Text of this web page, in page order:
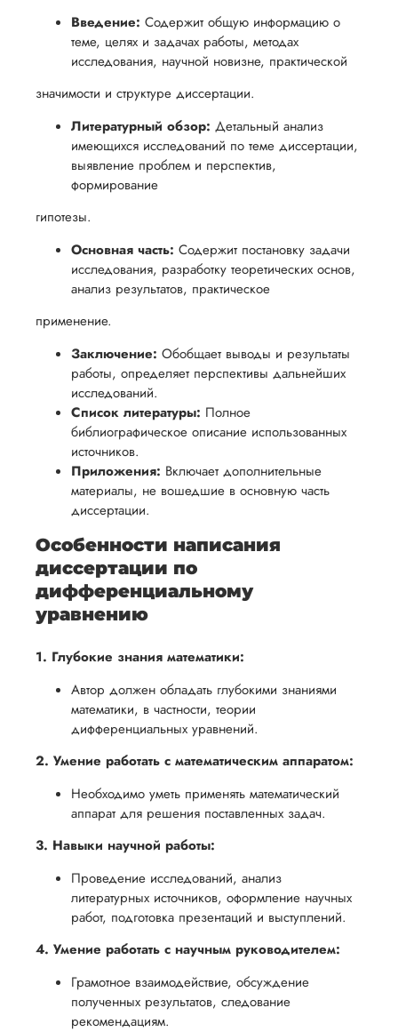
Введение: Содержит общую информацию о
теме, целях и задачах работы, методах
исследования, научной новизне, практической
значимости и структуре диссертации.
Литературный обзор: Детальный анализ
имеющихся исследований по теме диссертации,
выявление проблем и перспектив,
формирование
гипотезы.
Основная часть: Содержит постановку задачи
исследования, разработку теоретических основ,
анализ результатов, практическое
применение.
Заключение: Обобщает выводы и результаты
работы, определяет перспективы дальнейших
исследований.
Список литературы: Полное
библиографическое описание использованных
источников.
Приложения: Включает дополнительные
материалы, не вошедшие в основную часть
диссертации.
Особенности написания
диссертации по
дифференциальному
уравнению
1. Глубокие знания математики:
Автор должен обладать глубокими знаниями
математики, в частности, теории
дифференциальных уравнений.
2. Умение работать с математическим аппаратом:
Необходимо уметь применять математический
аппарат для решения поставленных задач.
3. Навыки научной работы:
Проведение исследований, анализ
литературных источников, оформление научных
работ, подготовка презентаций и выступлений.
4. Умение работать с научным руководителем:
Грамотное взаимодействие, обсуждение
полученных результатов, следование
рекомендациям.